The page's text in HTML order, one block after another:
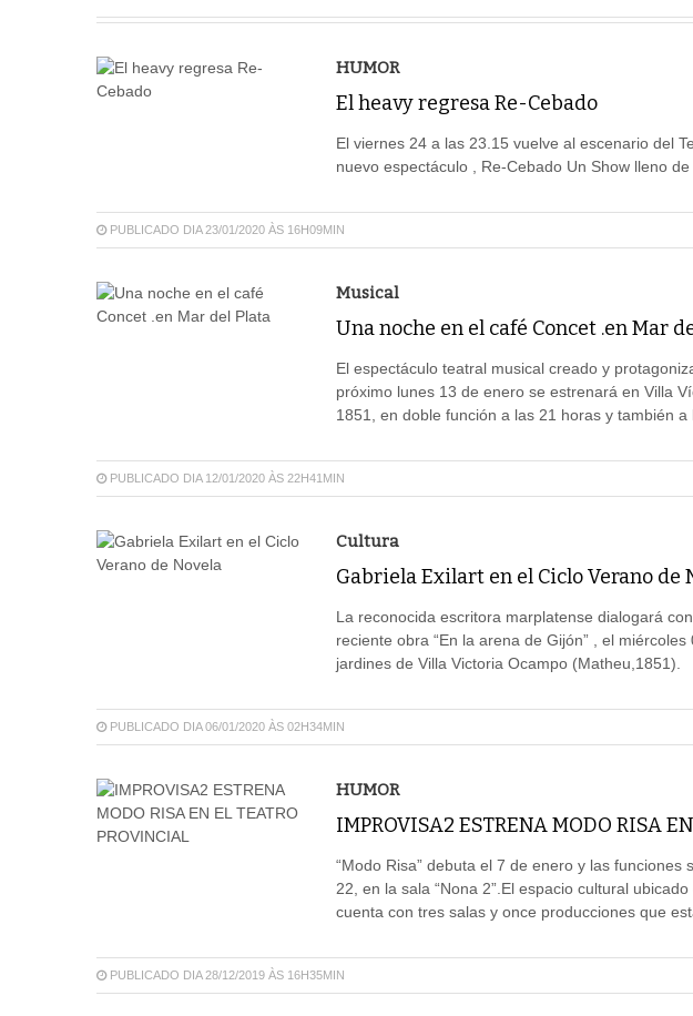
HUMOR
El heavy regresa Re-Cebado
El viernes 24 a las 23.15 vuelve al escenario del
nuevo espectáculo , Re-Cebado Un Show lleno de
PUBLICADO DIA 23/01/2020 ÀS 16H09MIN
Musical
Una noche en el café Concet .en Mar
El espectáculo teatral musical creado y
próximo lunes 13 de enero se estrenará en Villa
1851, en doble función a las 21 horas y también a
PUBLICADO DIA 12/01/2020 ÀS 22H41MIN
Cultura
Gabriela Exilart en el Ciclo Verano de
La reconocida escritora marplatense dialogará
reciente obra “En la arena de Gijón” , el
jardines de Villa Victoria Ocampo (Matheu,1851).
PUBLICADO DIA 06/01/2020 ÀS 02H34MIN
HUMOR
IMPROVISA2 ESTRENA MODO RISA
“Modo Risa” debuta el 7 de enero y las funciones
22, en la sala “Nona 2”.El espacio cultural
cuenta con tres salas y once producciones que
PUBLICADO DIA 28/12/2019 ÀS 16H35MIN